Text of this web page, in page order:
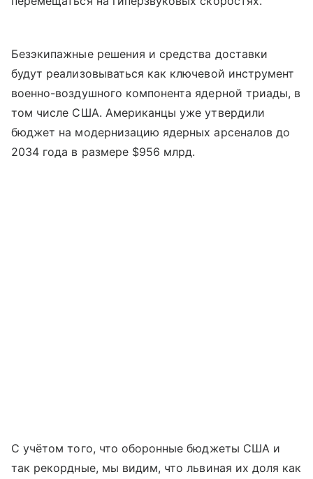
Безэкипажные решения и средства доставки
будут реализовываться как ключевой инструмент
военно-воздушного компонента ядерной триады, в
том числе США. Американцы уже утвердили
бюджет на модернизацию ядерных арсеналов до
2034 года в размере $956 млрд.
С учётом того, что оборонные бюджеты США и
так рекордные, мы видим, что львиная их доля как